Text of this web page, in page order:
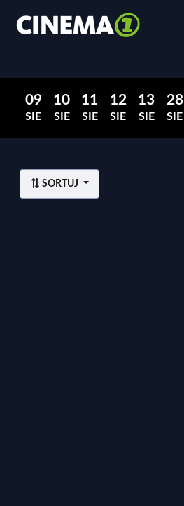
09
SIE
10
SIE
11
SIE
12
SIE
13
SIE
28
SIE
SORTUJ